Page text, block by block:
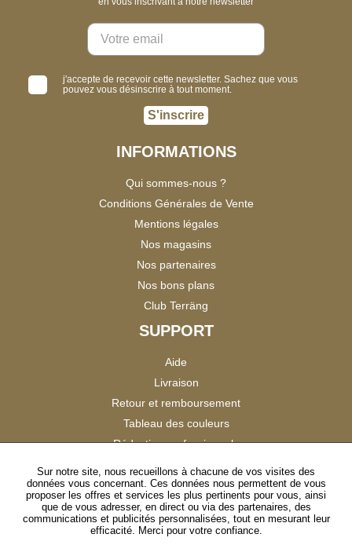
j'accepte de recevoir cette newsletter. Sachez que vous
pouvez vous désinscrire à tout moment.
S'inscrire
INFORMATIONS
Qui sommes-nous ?
Conditions Générales de Vente
Mentions légales
Nos magasins
Nos partenaires
Nos bons plans
Club Terräng
SUPPORT
Aide
Livraison
Retour et remboursement
Tableau des couleurs
Réduction professionnels
Satisfaction Clients
SUIVEZ-NOUS
Sur notre site, nous recueillons à chacune de vos visites des
données vous concernant. Ces données nous permettent de vous
proposer les offres et services les plus pertinents pour vous, ainsi
que de vous adresser, en direct ou via des partenaires, des
communications et publicités personnalisées, tout en mesurant leur
efficacité. Merci pour votre confiance.